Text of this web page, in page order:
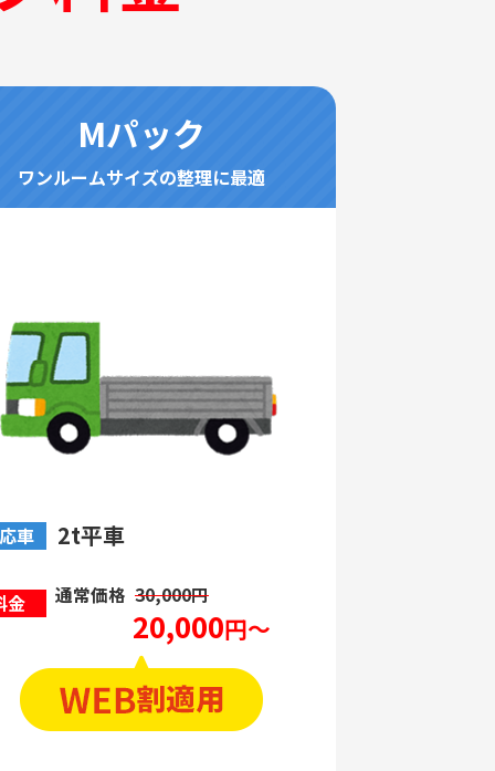
Mパック
ワンルームサイズの整理に最適
車 2t平車
金 通常価格 30,000円
20,000円～